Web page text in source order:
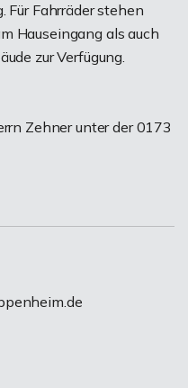
Für Fahrräder stehen
Hauseingang als auch
zur Verfügung.
Zehner unter der 0173